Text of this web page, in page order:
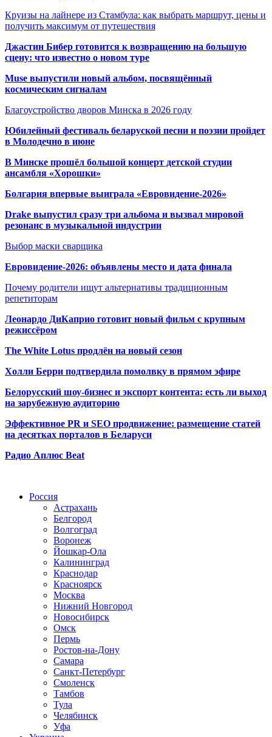
Круизы на лайнере из Стамбула: как выбрать маршрут, цены и
получить максимум от путешествия
Джастин Бибер готовится к возвращению на большую
сцену: что известно о новом туре
Muse выпустили новый альбом, посвящённый
космическим сигналам
Благоустройство дворов Минска в 2026 году
Юбилейный фестиваль беларуской песни и поэзии пройдет
в Молодечно в июне
В Минске прошёл большой концерт детской студии
ансамбля «Хорошки»
Болгария впервые выиграла «Евровидение-2026»
Drake выпустил сразу три альбома и вызвал мировой
резонанс в музыкальной индустрии
Выбор маски сварщика
Евровидение-2026: объявлены место и дата финала
Почему родители ищут альтернативы традиционным
репетиторам
Леонардо ДиКаприо готовит новый фильм с крупным
режиссёром
The White Lotus продлён на новый сезон
Холли Берри подтвердила помолвку в прямом эфире
Белорусский шоу-бизнес и экспорт контента: есть ли выход
на зарубежную аудиторию
Эффективное PR и SEO продвижение: размещение статей
на десятках порталов в Беларуси
Радио Аплюс Beat
Россия
Астрахань
Белгород
Волгоград
Воронеж
Йошкар-Ола
Калининград
Краснодар
Красноярск
Москва
Нижний Новгород
Новосибирск
Омск
Пермь
Ростов-на-Дону
Самара
Санкт-Петербург
Смоленск
Тамбов
Тула
Челябинск
Уфа